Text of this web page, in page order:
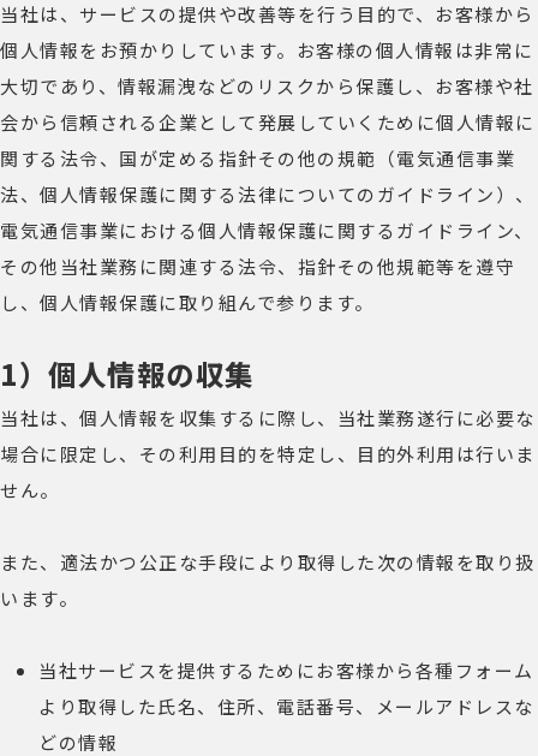
当社は、サービスの提供や改善等を行う目的で、お客様から
個人情報をお預かりしています。お客様の個人情報は非常に
大切であり、情報漏洩などのリスクから保護し、お客様や社
会から信頼される企業として発展していくために個人情報に
関する法令、国が定める指針その他の規範（電気通信事業
法、個人情報保護に関する法律についてのガイドライン）、
電気通信事業における個人情報保護に関するガイドライン、
その他当社業務に関連する法令、指針その他規範等を遵守
し、個人情報保護に取り組んで参ります。
1）個人情報の収集
当社は、個人情報を収集するに際し、当社業務遂行に必要な
場合に限定し、その利用目的を特定し、目的外利用は行いま
せん。
また、適法かつ公正な手段により取得した次の情報を取り扱
います。
当社サービスを提供するためにお客様から各種フォーム
より取得した氏名、住所、電話番号、メールアドレスな
どの情報